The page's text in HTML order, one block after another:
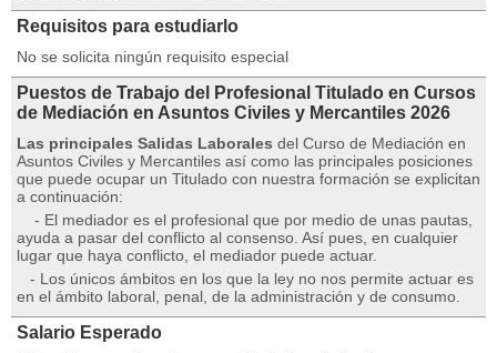
Requisitos para estudiarlo
No se solicita ningún requisito especial
Puestos de Trabajo del Profesional Titulado en Cursos
de Mediación en Asuntos Civiles y Mercantiles 2026
Las principales Salidas Laborales del Curso de Mediación en
Asuntos Civiles y Mercantiles así como las principales posiciones
que puede ocupar un Titulado con nuestra formación se explicitan
a continuación:
- El mediador es el profesional que por medio de unas pautas,
ayuda a pasar del conflicto al consenso. Así pues, en cualquier
lugar que haya conflicto, el mediador puede actuar.
- Los únicos ámbitos en los que la ley no nos permite actuar es
en el ámbito laboral, penal, de la administración y de consumo.
Salario Esperado